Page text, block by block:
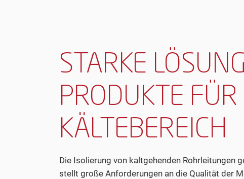
STARKE
PRODUKTE FÜR
KÄLTEBEREICH
Die Isolierung von kaltgehenden Rohrleitungen
stellt große Anforderungen an die Qualität der